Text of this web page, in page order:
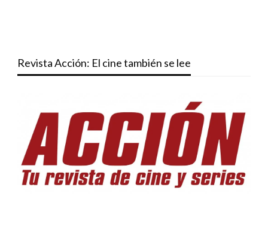
Revista Acción: El cine también se lee